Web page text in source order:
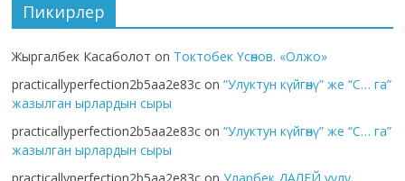
Пикирлер
Жыргалбек Касаболот on Токтобек Үсөнов. «Олжо»
practicallyperfection2b5aa2e83c on“Улуктун күйгөнү” же “С… га”
жазылган ырлардын сыры
practicallyperfection2b5aa2e83c on“Улуктун күйгөнү” же “С… га”
жазылган ырлардын сыры